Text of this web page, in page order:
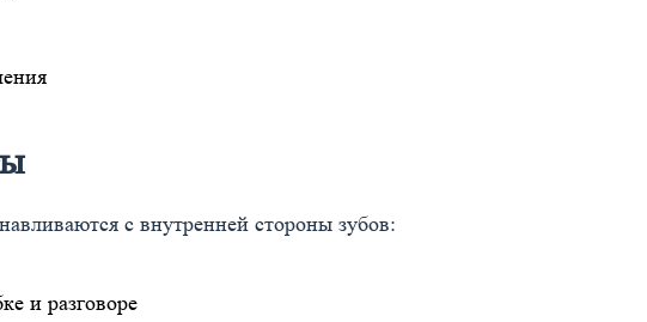
с внутренней стороны зубов:
и разговоре